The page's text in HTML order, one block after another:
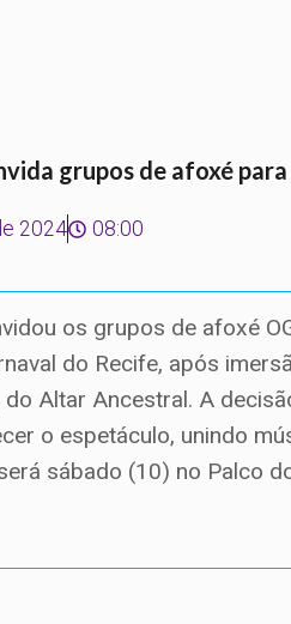
grupos de afoxé
2024 08:00
os grupos de afoxé
do Recife, após
do Altar Ancestral. A
o espetáculo, unindo
sábado (10) no Palco